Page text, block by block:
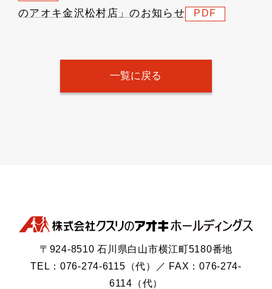
のアオキ金沢松村店」のお知らせ
PDF
一覧に戻る
〒924-8510 石川県白山市横江町5180番地
TEL：076-274-6115（代）／ FAX：076-274-
6114（代）